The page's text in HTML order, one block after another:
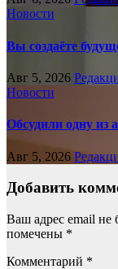
Новости
Вы создаёте
Авг 5, 2026
Новости
Обсудили одну из
Авг 5, 2026
Добавить
Ваш адрес email не
помечены *
Комментарий *